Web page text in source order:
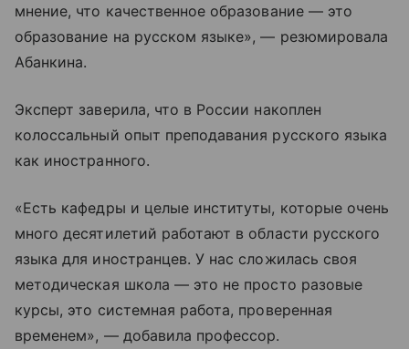
мнение, что качественное образование — это
образование на русском языке», — резюмировала
Абанкина.
Эксперт заверила, что в России накоплен
колоссальный опыт преподавания русского языка
как иностранного.
«Есть кафедры и целые институты, которые очень
много десятилетий работают в области русского
языка для иностранцев. У нас сложилась своя
методическая школа — это не просто разовые
курсы, это системная работа, проверенная
временем», — добавила профессор.